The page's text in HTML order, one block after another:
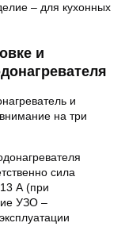
– для кухонных
и
и
на три
сила
А (при
УЗО –